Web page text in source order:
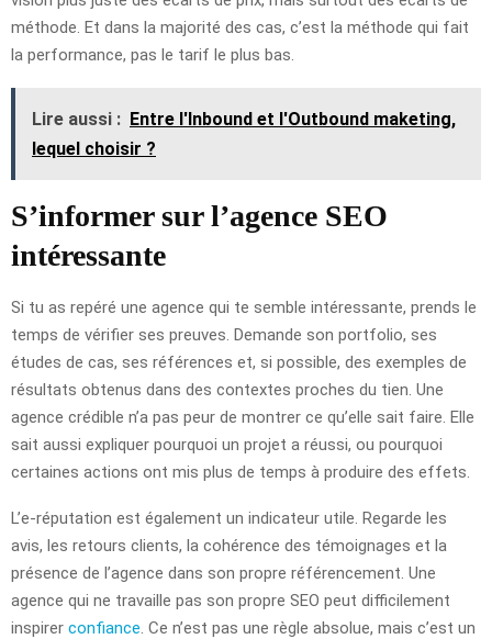
méthode. Et dans la majorité des cas, c’est la méthode qui fait
la performance, pas le tarif le plus bas.
Lire aussi : Entre l'Inbound et l'Outbound maketing,
lequel choisir ?
S’informer sur l’agence SEO
intéressante
Si tu as repéré une agence qui te semble intéressante, prends le
temps de vérifier ses preuves. Demande son portfolio, ses
études de cas, ses références et, si possible, des exemples de
résultats obtenus dans des contextes proches du tien. Une
agence crédible n’a pas peur de montrer ce qu’elle sait faire. Elle
sait aussi expliquer pourquoi un projet a réussi, ou pourquoi
certaines actions ont mis plus de temps à produire des effets.
L’e-réputation est également un indicateur utile. Regarde les
avis, les retours clients, la cohérence des témoignages et la
présence de l’agence dans son propre référencement. Une
agence qui ne travaille pas son propre SEO peut difficilement
inspirer confiance . Ce n’est pas une règle absolue, mais c’est un